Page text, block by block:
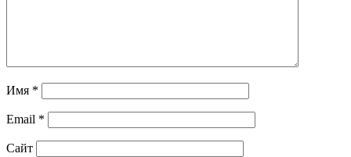
Имя *
Email *
Сайт